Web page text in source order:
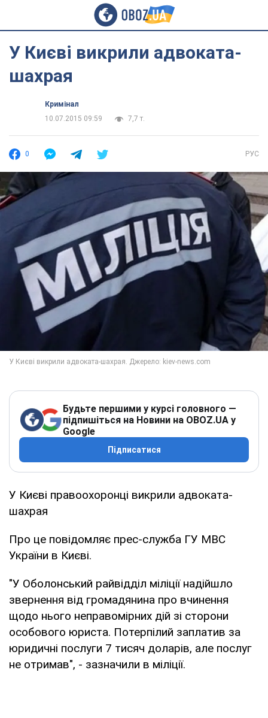
У Києві викрили адвоката-
шахрая
Кримінал
10.07.2015 09:59
7,7 т.
0 РУС
Будьте першими у курсі головного —
підпишіться на Новини на OBOZ.UA у
Google
Підписатися
У Києві правоохоронці викрили адвоката-
шахрая
Про це повідомляє прес-служба ГУ МВС
України в Києві.
"У Оболонський райвідділ міліції надійшло
звернення від громадянина про вчинення
щодо нього неправомірних дій зі сторони
особового юриста. Потерпілий заплатив за
юридичні послуги 7 тисяч доларів, але послуг
не отримав", - зазначили в міліції.